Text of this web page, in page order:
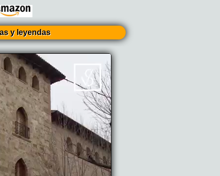
y leyendas